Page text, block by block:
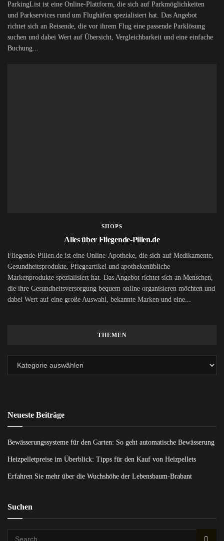
ParkingList ist eine Online-Plattform, die sich auf Parkmöglichkeiten
und Parkservices rund um Flughäfen spezialisiert hat. Das Angebot
richtet sich an Reisende, die vor ihrem Flug eine passende Parklösung
suchen und dabei Wert auf Übersicht, Vergleichbarkeit und eine einfache
Buchung...
SHOPS
Alles über Fliegende-Pillen.de
Fliegende-Pillen.de ist eine Online-Apotheke, die sich auf Medikamente,
Gesundheitsprodukte, Pflegeartikel und apothekenübliche
Markenprodukte spezialisiert hat. Das Angebot richtet sich an Menschen,
die ihre Gesundheitsversorgung bequem online organisieren möchten und
dabei Wert auf eine große Auswahl, bekannte Marken und eine...
THEMEN
Neueste Beiträge
Bewässerungssysteme für den Garten: So geht automatische Bewässerung
Heizpelletpreise im Überblick: Tipps für den Kauf von Heizpellets
Erfahren Sie mehr über die Wuchshöhe der Lebensbaum-Brabant
Suchen